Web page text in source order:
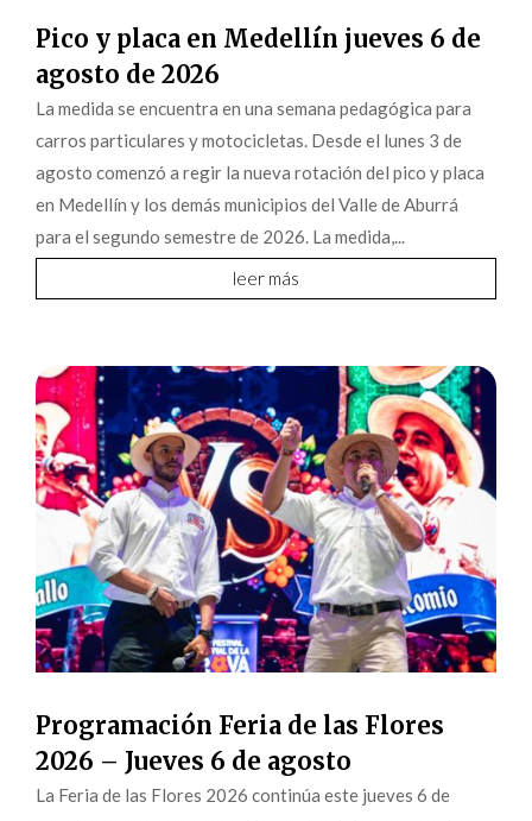
Pico y placa en Medellín jueves 6 de
agosto de 2026
La medida se encuentra en una semana pedagógica para
carros particulares y motocicletas. Desde el lunes 3 de
agosto comenzó a regir la nueva rotación del pico y placa
en Medellín y los demás municipios del Valle de Aburrá
para el segundo semestre de 2026. La medida,...
leer más
Programación Feria de las Flores
2026 – Jueves 6 de agosto
La Feria de las Flores 2026 continúa este jueves 6 de